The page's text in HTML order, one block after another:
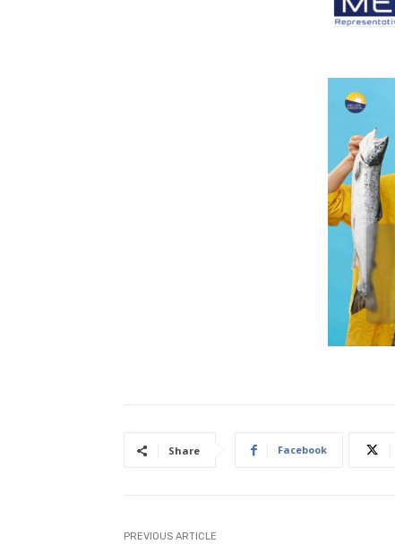
Share Facebook
PREVIOUS ARTICLE